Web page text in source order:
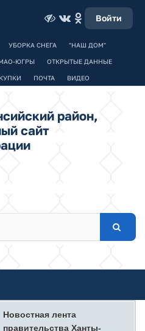
Войти
УБОРКА СНЕГА "НАШ ДОМ"
ЮГРЫ ОТКРЫТЫЕ ДАННЫЕ
ПОЧТА ВИДЕО
район,
сайт
Новостная лента
правительства Ханты-